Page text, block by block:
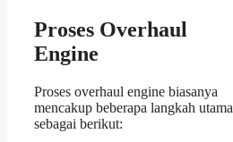
Proses Overhaul
Engine
Proses overhaul engine biasanya
mencakup beberapa langkah utama
sebagai berikut: